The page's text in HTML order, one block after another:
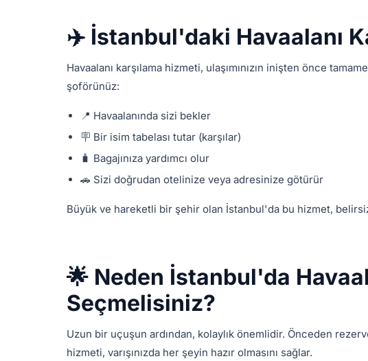
✈️ İstanbul'daki Havaalanı
Havaalanı karşılama hizmeti, ulaşımınızın inişten önce
şoförünüz:
📍 Havaalanında sizi bekler
🪧 Bir isim tabelası tutar (karşılar)
🧳 Bagajınıza yardımcı olur
🚗 Sizi doğrudan otelinize veya adresinize götürür
Büyük ve hareketli bir şehir olan İstanbul'da bu hizmet,
🌟 Neden İstanbul'da
Seçmelisiniz?
Uzun bir uçuşun ardından, kolaylık önemlidir. Önceden
hizmeti, varışınızda her şeyin hazır olmasını sağlar.